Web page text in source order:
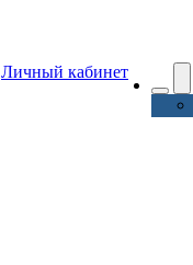
Личный кабинет